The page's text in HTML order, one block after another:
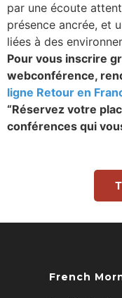
par une écoute
présence ancrée, et
liées à des
Pour vous inscrire
webconférence,
ligne Retour en
“Réservez votre
conférences qui
French